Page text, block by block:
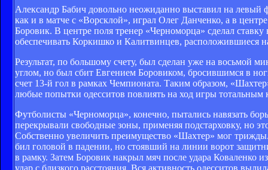
Александр Бабич довольно неожиданно выставил на
как и в матче с «Ворсклой», играл Олег Данченко, а в
Боровик. В центре поля тренер «Черноморца» сделал
обеспечивать Коркишко и Калитвинцев, расположившиеся
Результат, по большому счету, был сделан уже на восьмой
углом, но был сбит Евгением Боровиком, бросившимся в
счет 13-й гол в рамках Чемпионата. Таким образом,
любые попытки одесситов повлиять на ход игры тотальным
Футболисты «Черноморца», конечно, пытались навязать
перекрывали свободные зоны, применяя подстарховку, но
Собственно увеличить преимущество «Шахтер» мог
бил головой в падении, но стоявший на линии ворот
в рамку. Затем Боровик накрыл мяч после удара Коваленко
удар с близкого расстояния. Вся активность одесситов